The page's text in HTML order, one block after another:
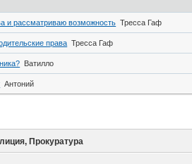
и рассматриваю возможность Тресса Гаф
права Тресса Гаф
Ватилло
Антоний
Прокуратура